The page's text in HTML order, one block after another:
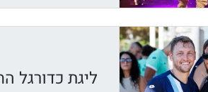
ליגת כדורגל